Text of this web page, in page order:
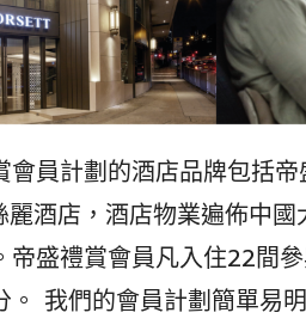
會員計劃的酒店品牌包括
酒店，酒店物業遍佈中
帝盛禮賞會員凡入住22間
。 我們的會員計劃簡單易